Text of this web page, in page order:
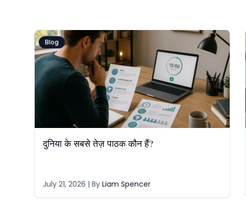
Blog
दुनिया के सबसे तेज़ पाठक कौन हैं?
July 21, 2026 | By Liam Spencer